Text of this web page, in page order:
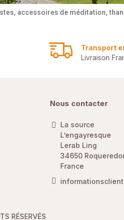
accessoires de méditation,
Transport
Livraison
Nous contacter
La source
L’engayresque
Lerab Ling
34650
France
RÉSERVÉS